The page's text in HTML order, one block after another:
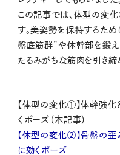
この記事では、体型の変
す。美姿勢を保持するた
盤底筋群”や体幹部を鍛え
たるみがちな筋肉を引き締
【体型の変化①】体幹強
くポーズ（本記事）
【体型の変化②】骨盤の歪
に効くポーズ